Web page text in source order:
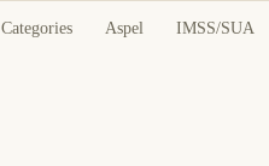
Categories Aspel IMSS/SUA
de